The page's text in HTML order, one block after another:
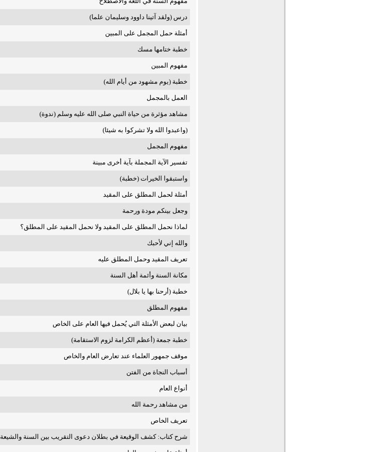
درس (ولقد آتينا داوود وسليمان علما)
أمثلة حمل المجمل على المبين
خطبة ختامها مسك
مفهوم المبين
خطبة (يوم مشهود من أيام الله)
العمل بالمجمل
مشاهد مؤثرة من حياة النبي صلى الله عليه وسلم (ندوة)
(واعبدوا الله ولا تشركوا به شيئا)
مفهوم المجمل
تفسير الآية المجملة بآية أخرى مبينة
واستبقوا الخيرات (خطبة)
أمثلة لحمل المطلق على المقيد
وجعل بينكم مودة ورحمة
لماذا نحمل المطلق على المقيد ولا نحمل المقيد على المطلق؟
والله إني لأحبك
تعريف المقيد وحمل المطلق عليه
مكانة السنة وأئمة أهل السنة
خطبة (أرحنا بها يا بلال)
مفهوم المطلق
بيان لبعض الأمثلة التي يُحمل فيها العام على الخاص
خطبة جمعة (أعظم الكرامة لزوم الاستقامة)
موقف جمهور العلماء عند تعارض العام والخاص
أسباب النجاة من الفتن
أنواع العام
من مشاهد رحمة الله
تعريف الخاص
شرح كتاب: كشف الوقيعة في بطلان دعوى التقريب بين السنة والشيعة